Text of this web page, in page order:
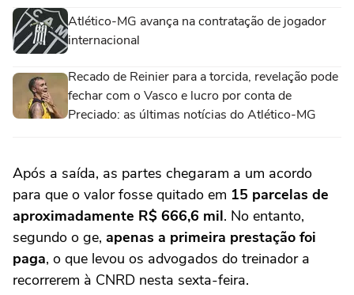
Atlético-MG avança na contratação de jogador
internacional
Recado de Reinier para a torcida, revelação pode
fechar com o Vasco e lucro por conta de
Preciado: as últimas notícias do Atlético-MG
Após a saída, as partes chegaram a um acordo
para que o valor fosse quitado em 15 parcelas de
aproximadamente R$ 666,6 mil. No entanto,
segundo o ge, apenas a primeira prestação foi
paga, o que levou os advogados do treinador a
recorrerem à CNRD nesta sexta-feira.